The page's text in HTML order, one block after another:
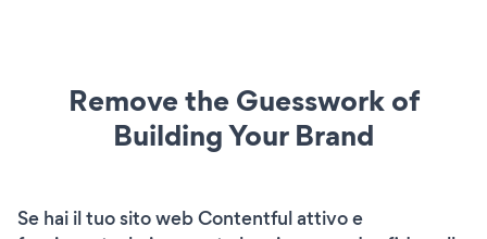
Remove the Guesswork of
Building Your Brand
Se hai il tuo sito web Contentful attivo e